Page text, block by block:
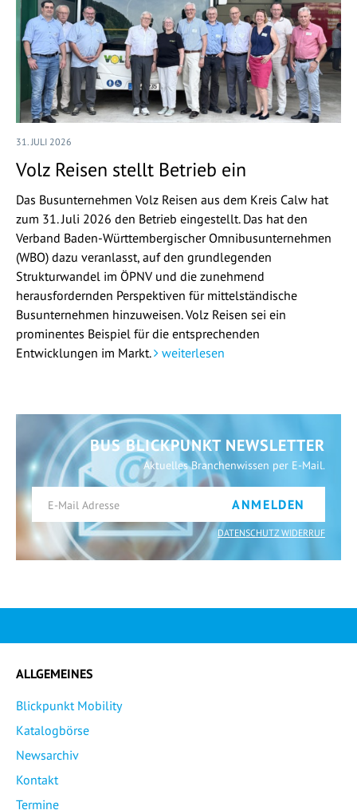
31. JULI 2026
Volz Reisen stellt Betrieb ein
Das Busunternehmen Volz Reisen aus dem Kreis Calw hat
zum 31. Juli 2026 den Betrieb eingestellt. Das hat den
Verband Baden-Württembergischer Omnibusunternehmen
(WBO) dazu veranlasst, auf den grundlegenden
Strukturwandel im ÖPNV und die zunehmend
herausfordernden Perspektiven für mittelständische
Busunternehmen hinzuweisen. Volz Reisen sei ein
prominentes Beispiel für die entsprechenden
Entwicklungen im Markt.
weiterlesen
BUS BLICKPUNKT NEWSLETTER
Aktuelles Branchenwissen per E-Mail.
ANMELDEN
DATENSCHUTZ WIDERRUF
ALLGEMEINES
Blickpunkt Mobility
Katalogbörse
Newsarchiv
Kontakt
Termine